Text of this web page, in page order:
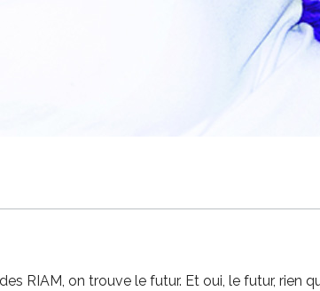
on trouve le futur. Et oui, le futur, rien